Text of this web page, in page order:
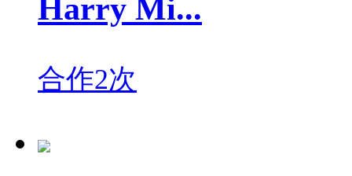
Harry Mi...
合作2次